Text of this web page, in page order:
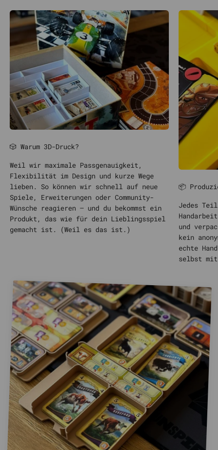
🎲 Warum 3D-Druck?
Weil wir maximale Passgenauigkeit,
Flexibilität im Design und kurze Wege
lieben. So können wir schnell auf neue
Spiele, Erweiterungen oder Community-
Wünsche reagieren – und du bekommst ein
Produkt, das wie für dein Lieblingsspiel
gemacht ist. (Weil es das ist.)
📦
Jedes
und
kein
echte
selbst